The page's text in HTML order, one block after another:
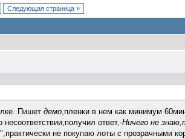
Следующая страница »
Пишет демо,пленки в нем как минимум
ответ,-Ничего не
не покупаю лоты с прозрачными